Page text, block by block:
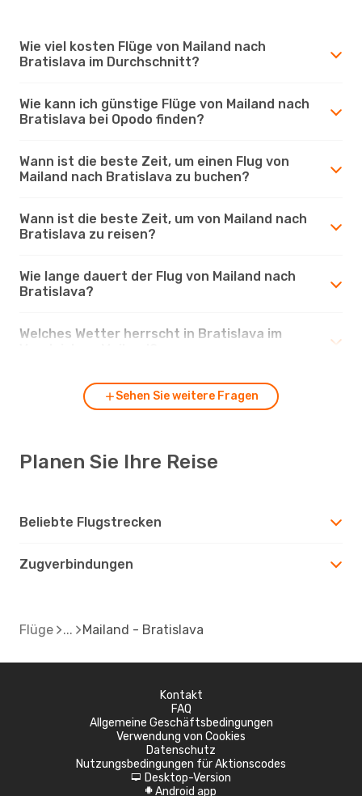
Wie viel kosten Flüge von Mailand nach
Bratislava im Durchschnitt?
Wie kann ich günstige Flüge von Mailand nach
Bratislava bei Opodo finden?
Wann ist die beste Zeit, um einen Flug von
Mailand nach Bratislava zu buchen?
Wann ist die beste Zeit, um von Mailand nach
Bratislava zu reisen?
Wie lange dauert der Flug von Mailand nach
Bratislava?
Welches Wetter herrscht in Bratislava im
Sehen Sie weitere Fragen
Planen Sie Ihre Reise
Beliebte Flugstrecken
Zugverbindungen
Flüge Mailand - Bratislava
Kontakt
FAQ
Allgemeine Geschäftsbedingungen
Verwendung von Cookies
Datenschutz
Nutzungsbedingungen für Aktionscodes
d Desktop-Version
A Android app